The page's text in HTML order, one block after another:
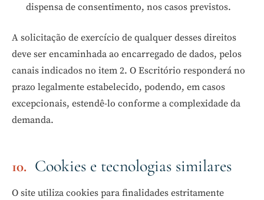
dispensa de consentimento, nos casos previstos.
A solicitação de exercício de qualquer desses direitos
deve ser encaminhada ao encarregado de dados, pelos
canais indicados no item 2. O Escritório responderá no
prazo legalmente estabelecido, podendo, em casos
excepcionais, estendê-lo conforme a complexidade da
demanda.
Cookies e tecnologias similares
O site utiliza cookies para finalidades estritamente